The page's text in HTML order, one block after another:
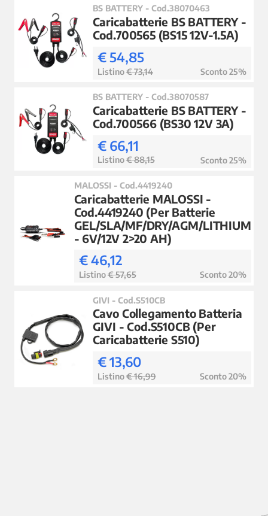
BS BATTERY - Cod.38070463
Caricabatterie BS BATTERY -
Cod.700565 (BS15 12V-1.5A)
€ 54,85
Listino€ 73,14 Sconto 25%
BS BATTERY - Cod.38070587
Caricabatterie BS BATTERY -
Cod.700566 (BS30 12V 3A)
€ 66,11
Listino€ 88,15 Sconto 25%
MALOSSI - Cod.4419240
Caricabatterie MALOSSI -
Cod.4419240 (Per Batterie
GEL/SLA/MF/DRY/AGM/LITHIUM
- 6V/12V 2>20 AH)
€ 46,12
Listino€ 57,65 Sconto 20%
GIVI - Cod.S510CB
Cavo Collegamento Batteria
GIVI - Cod.S510CB (Per
Caricabatterie S510)
€ 13,60
Listino€ 16,99 Sconto 20%